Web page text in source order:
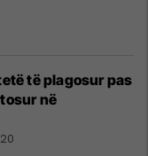
të plagosur pas
në